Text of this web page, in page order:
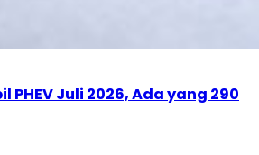
PHEV Juli 2026, Ada yang 290